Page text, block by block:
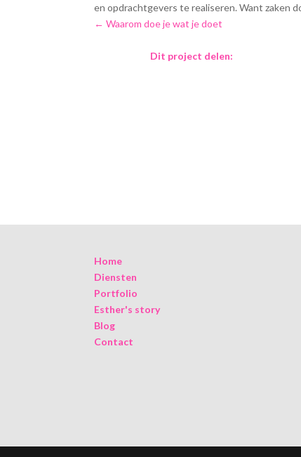
en opdrachtgevers te realiseren. Want zaken
← Waarom doe je wat je doet
Dit project delen:
Home
Diensten
Portfolio
Esther's story
Blog
Contact